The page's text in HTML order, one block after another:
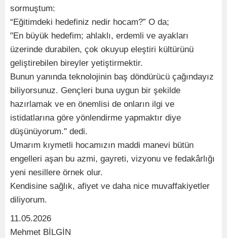
sormuştum:
“Eğitimdeki hedefiniz nedir hocam?” O da;
"En büyük hedefim; ahlaklı, erdemli ve ayakları
üzerinde durabilen, çok okuyup eleştiri kültürünü
geliştirebilen bireyler yetiştirmektir.
Bunun yanında teknolojinin baş döndürücü çağındayız
biliyorsunuz. Gençleri buna uygun bir şekilde
hazırlamak ve en önemlisi de onların ilgi ve
istidatlarına göre yönlendirme yapmaktır diye
düşünüyorum." dedi.
Umarım kıymetli hocamızın maddi manevi bütün
engelleri aşan bu azmi, gayreti, vizyonu ve fedakârlığı
yeni nesillere örnek olur.
Kendisine sağlık, afiyet ve daha nice muvaffakiyetler
diliyorum.
11.05.2026
Mehmet BİLGİN